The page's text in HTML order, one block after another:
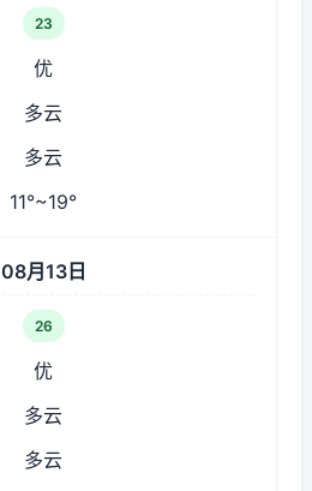
23
优
多云
多云
11°~19°
08月13日
26
优
多云
多云